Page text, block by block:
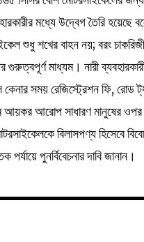
মধ্যে উদ্বেগ তৈরি হয়েছে
শুধু শখের বাহন নয়; বরং
গুরুত্বপূর্ণ মাধ্যম। নারী
সময় রেজিস্ট্রেশন ফি, রোড
আরোপ সাধারণ মানুষের ওপর
বিলাসপণ্য হিসেবে
পুনর্বিবেচনার দাবি জানান।